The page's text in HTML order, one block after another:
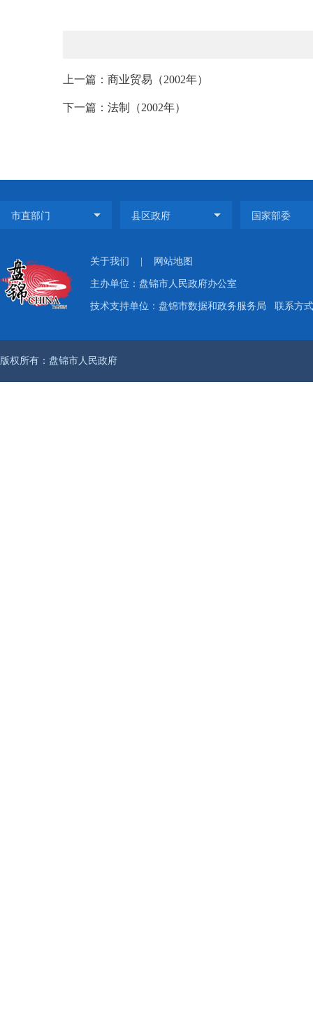
上一篇：商业贸易（2002年）
下一篇：法制（2002年）
关于我们 网站地图
主办单位：盘锦市人民政府办公室
技术支持单位：盘锦市数据和政务服务局 联系方
版权所有：盘锦市人民政府